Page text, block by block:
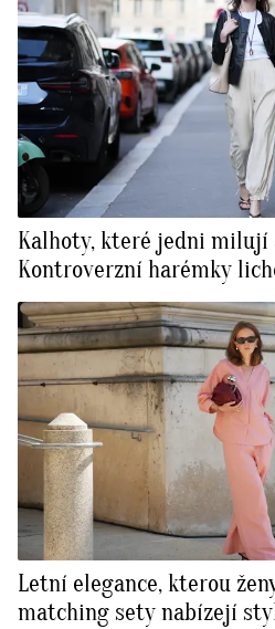
Kalhoty, které jedni milují
Kontroverzní harémky
Letní elegance, kterou
matching sety nabízejí